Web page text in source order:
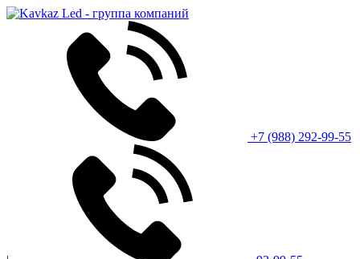
+7 (988) ‎292-99-55